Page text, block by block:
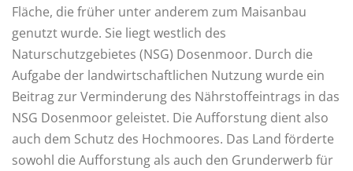
Fläche, die früher unter anderem zum Maisanbau
genutzt wurde. Sie liegt westlich des
Naturschutzgebietes (NSG) Dosenmoor. Durch die
Aufgabe der landwirtschaftlichen Nutzung wurde ein
Beitrag zur Verminderung des Nährstoffeintrags in das
NSG Dosenmoor geleistet. Die Aufforstung dient also
auch dem Schutz des Hochmoores. Das Land förderte
sowohl die Aufforstung als auch den Grunderwerb für